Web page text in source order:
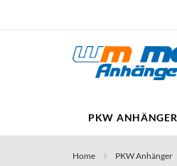
Inhalt
PKW ANHÄNGER
Home PKW Anhänger